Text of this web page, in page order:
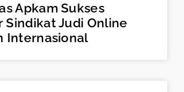
Apkam Sukses
Sindikat Judi Online
Internasional